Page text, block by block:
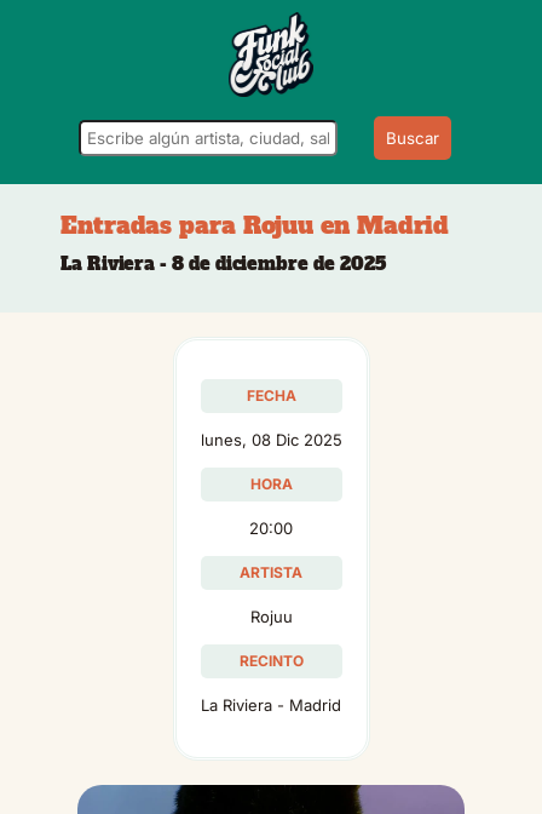
Buscar
Entradas para Rojuu en Madrid
La Riviera - 8 de diciembre de 2025
FECHA
lunes, 08 Dic 2025
HORA
20:00
ARTISTA
Rojuu
RECINTO
La Riviera - Madrid